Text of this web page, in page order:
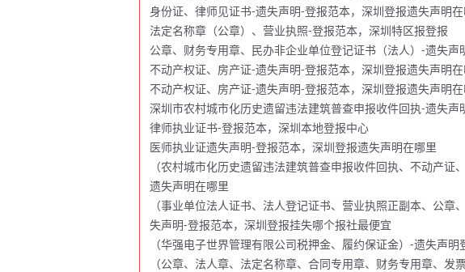
身份证、律师见证书-遗失声明-登报范本，深圳登报遗失声明
法定名称章（公章）、营业执照-登报范本，深圳特区报登报
公章、财务专用章、民办非企业单位登记证书（法人）-遗失
不动产权证、房产证-遗失声明-登报范本，深圳登报遗失声明
不动产权证、房产证-遗失声明-登报范本，深圳登报遗失声明
深圳市农村城市化历史遗留违法建筑普查申报收件回执-遗失声
律师执业证书-登报范本，深圳本地登报中心
医师执业证遗失声明-登报范本，深圳登报遗失声明在哪里
（农村城市化历史遗留违法建筑普查申报收件回执、不动产
遗失声明在哪里
（事业单位法人证书、法人登记证书、营业执照正副本、公
失声明-登报范本，深圳登报挂失哪个报社最便宜
（华强电子世界管理有限公司税押金、履约保证金）-遗失声
（公章、法人章、法定名称章、合同专用章、财务专用章、